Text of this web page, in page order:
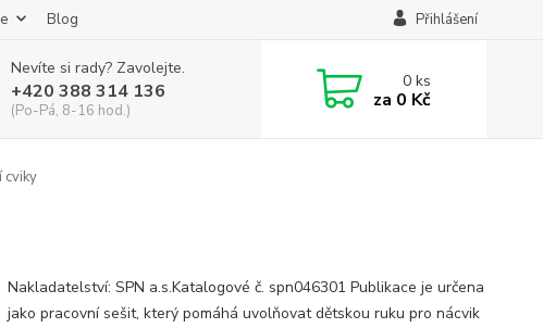
Blog Přihlášení
Nevíte si rady? Zavolejte.
+420 388 314 136
(Po-Pá, 8-16 hod.)
0ks
za 0 Kč
cviky
Nakladatelství: SPN a.s.Katalogové č. spn046301 Publikace je určena
jako pracovní sešit, který pomáhá uvolňovat dětskou ruku pro nácvik